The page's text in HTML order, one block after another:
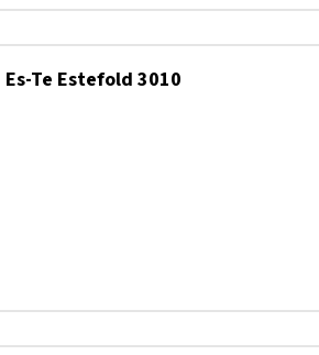
Es-Te Estefold 3010